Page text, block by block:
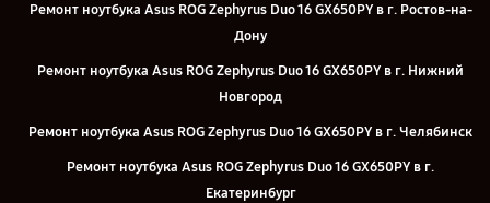
Ремонт ноутбука Asus ROG Zephyrus Duo 16 GX650PY в г. Ростов-на-
Дону
Ремонт ноутбука Asus ROG Zephyrus Duo 16 GX650PY в г. Нижний
Новгород
Ремонт ноутбука Asus ROG Zephyrus Duo 16 GX650PY в г. Челябинск
Ремонт ноутбука Asus ROG Zephyrus Duo 16 GX650PY в г.
Екатеринбург